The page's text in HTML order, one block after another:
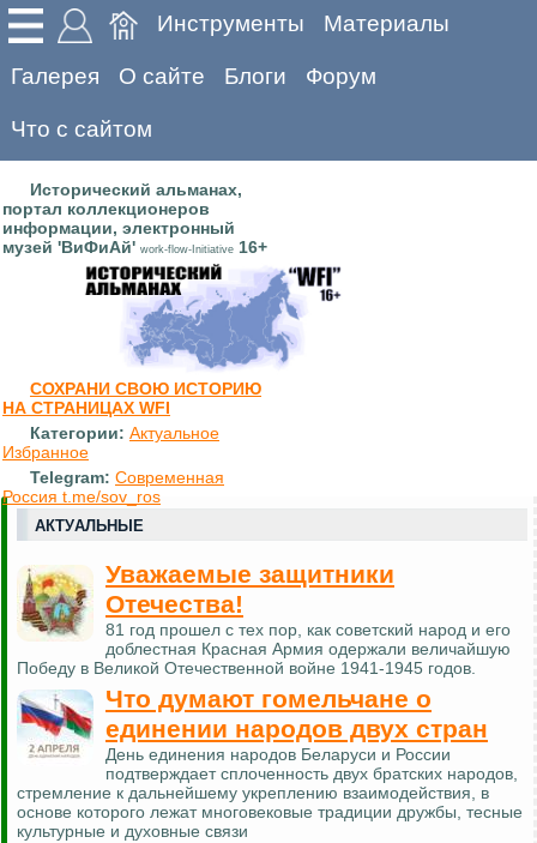
Инструменты Материалы
Галерея О сайте Блоги Форум
Что с сайтом
Исторический альманах,
портал коллекционеров
информации, электронный
музей 'ВиФиАй' work-flow-Initiative 16+
СОХРАНИ СВОЮ ИСТОРИЮ
НА СТРАНИЦАХ WFI
Категории: Актуальное
Избранное
Telegram: Современная
Россия t.me/sov_ros
АКТУАЛЬНЫЕ
Уважаемые защитники
Отечества!
81 год прошел с тех пор, как советский народ и его
доблестная Красная Армия одержали величайшую
Победу в Великой Отечественной войне 1941-1945 годов.
Что думают гомельчане о
единении народов двух стран
День единения народов Беларуси и России
подтверждает сплоченность двух братских народов,
стремление к дальнейшему укреплению взаимодействия, в
основе которого лежат многовековые традиции дружбы, тесные
культурные и духовные связи